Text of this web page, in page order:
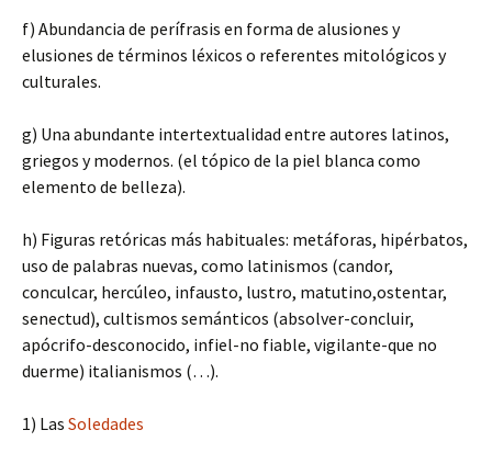
f) Abundancia de perífrasis en forma de alusiones y
elusiones de términos léxicos o referentes mitológicos y
culturales.
g) Una abundante intertextualidad entre autores latinos,
griegos y modernos. (el tópico de la piel blanca como
elemento de belleza).
h) Figuras retóricas más habituales: metáforas, hipérbatos,
uso de palabras nuevas, como latinismos (candor,
conculcar, hercúleo, infausto, lustro, matutino,ostentar,
senectud), cultismos semánticos (absolver-concluir,
apócrifo-desconocido, infiel-no fiable, vigilante-que no
duerme) italianismos (…).
1) Las Soledades